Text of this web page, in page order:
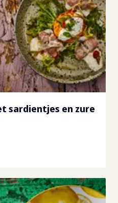
sardientjes en zure